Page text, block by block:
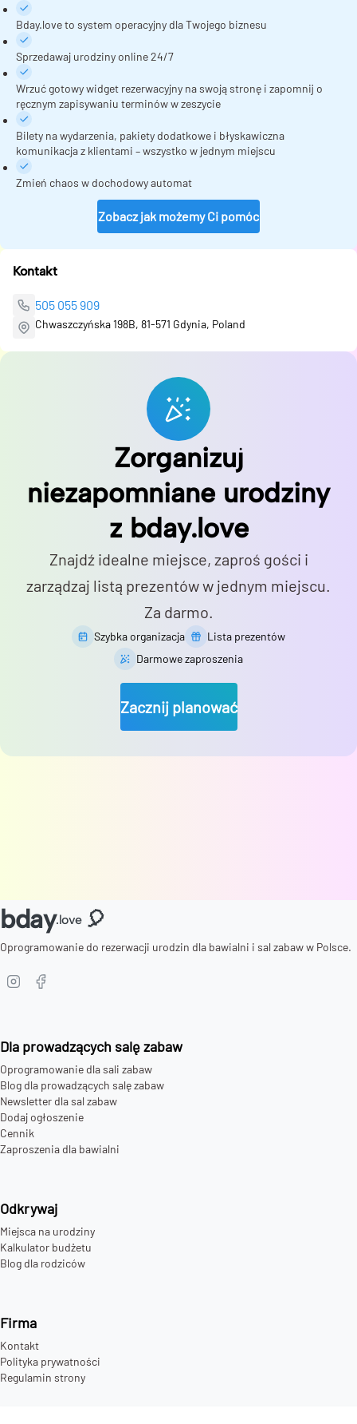
Bday.love to system operacyjny dla Twojego biznesu
Sprzedawaj urodziny online 24/7
Wrzuć gotowy widget rezerwacyjny na swoją stronę i zapomnij o
ręcznym zapisywaniu terminów w zeszycie
Bilety na wydarzenia, pakiety dodatkowe i błyskawiczna
komunikacja z klientami – wszystko w jednym miejscu
Zmień chaos w dochodowy automat
Zobacz jak możemy Ci pomóc
Kontakt
505 055 909
Chwaszczyńska 198B, 81-571 Gdynia, Poland
Zorganizuj
niezapomniane urodziny
z bday.love
Znajdź idealne miejsce, zaproś gości i
zarządzaj listą prezentów w jednym miejscu.
Za darmo.
Szybka organizacja
Lista prezentów
Darmowe zaproszenia
Zacznij planować
bday.love 🎈
Oprogramowanie do rezerwacji urodzin dla bawialni i sal zabaw w Polsce.
Dla prowadzących salę zabaw
Oprogramowanie dla sali zabaw
Blog dla prowadzących salę zabaw
Newsletter dla sal zabaw
Dodaj ogłoszenie
Cennik
Zaproszenia dla bawialni
Odkrywaj
Miejsca na urodziny
Kalkulator budżetu
Blog dla rodziców
Firma
Kontakt
Polityka prywatności
Regulamin strony